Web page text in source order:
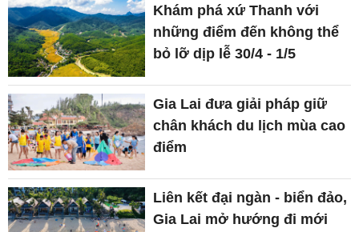
Khám phá xứ Thanh với
những điểm đến không thể
bỏ lỡ dịp lễ 30/4 - 1/5
Gia Lai đưa giải pháp giữ
chân khách du lịch mùa cao
điểm
Liên kết đại ngàn - biển đảo,
Gia Lai mở hướng đi mới